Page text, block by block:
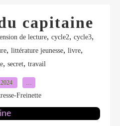
capitaine
de lecture, cycle2, cycle3,
, littérature jeunesse, livre,
, secret, travail
…
Freinette